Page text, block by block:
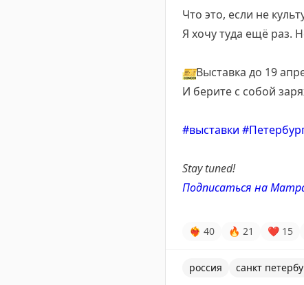
Что это, если не
Я хочу туда ещё раз.
🎫Выставка до 19
И берите с собой
#выставки
Stay tuned!
Подписаться на
❤‍🔥 40 🔥 21 ❤ 15
россия санкт